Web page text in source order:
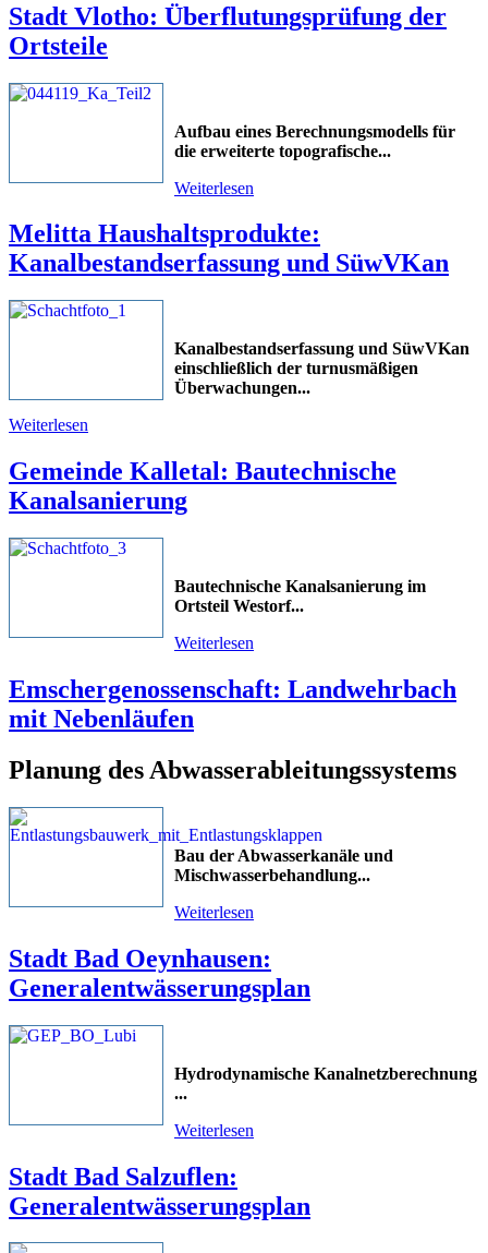
Stadt Vlotho: Überflutungsprüfung der
Ortsteile
Aufbau eines Berechnungsmodells für
die erweiterte topografische...
Weiterlesen
Melitta Haushaltsprodukte:
Kanalbestandserfassung und SüwVKan
Kanalbestandserfassung und SüwVKan
einschließlich der turnusmäßigen
Überwachungen...
Weiterlesen
Gemeinde Kalletal: Bautechnische
Kanalsanierung
Bautechnische Kanalsanierung im
Ortsteil Westorf...
Weiterlesen
Emschergenossenschaft: Landwehrbach
mit Nebenläufen
Planung des Abwasserableitungssystems
Bau der Abwasserkanäle und
Mischwasserbehandlung...
Weiterlesen
Stadt Bad Oeynhausen:
Generalentwässerungsplan
Hydrodynamische Kanalnetzberechnung
...
Weiterlesen
Stadt Bad Salzuflen:
Generalentwässerungsplan